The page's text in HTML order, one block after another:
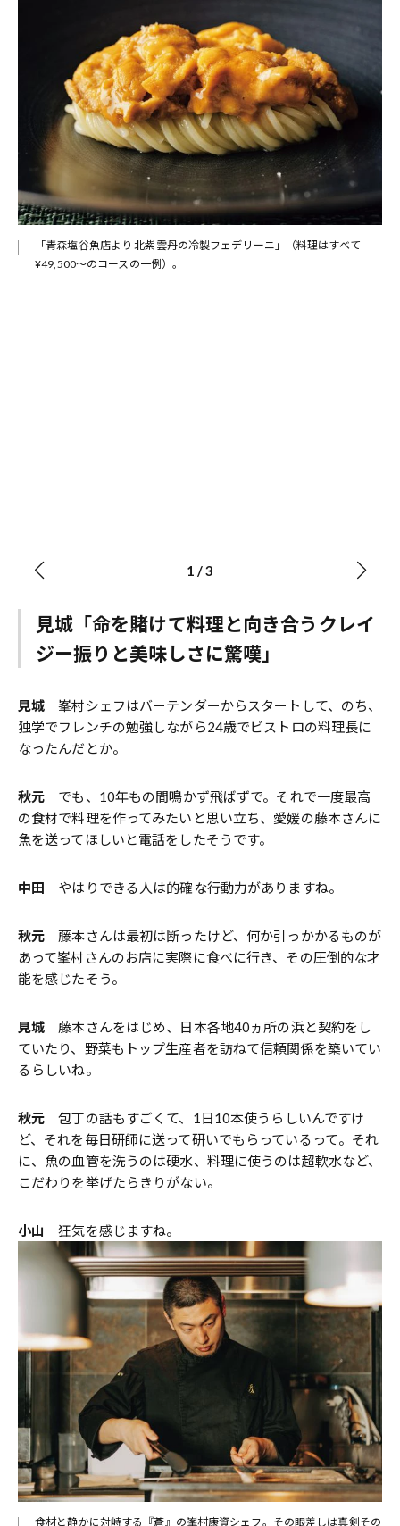
「青森塩谷魚店より 北紫雲丹の冷製フェデリーニ」（料理はすべて
¥49,500～のコースの一例）。
1 /3
見城「命を賭けて料理と向き合うクレイ
ジー振りと美味しさに驚嘆」
見城 峯村シェフはバーテンダーからスタートして、のち、
独学でフレンチの勉強しながら24歳でビストロの料理長に
なったんだとか。
秋元 でも、10年もの間鳴かず飛ばずで。それで一度最高
の食材で料理を作ってみたいと思い立ち、愛媛の藤本さんに
魚を送ってほしいと電話をしたそうです。
中田 やはりできる人は的確な行動力がありますね。
秋元 藤本さんは最初は断ったけど、何か引っかかるものが
あって峯村さんのお店に実際に食べに行き、その圧倒的な才
能を感じたそう。
見城 藤本さんをはじめ、日本各地40ヵ所の浜と契約をし
ていたり、野菜もトップ生産者を訪ねて信頼関係を築いてい
るらしいね。
秋元 包丁の話もすごくて、1日10本使うらしいんですけ
ど、それを毎日研師に送って研いでもらっているって。それ
に、魚の血管を洗うのは硬水、料理に使うのは超軟水など、
こだわりを挙げたらきりがない。
小山 狂気を感じますね。
食材と静かに対峙する『蒼』の峯村康資シェフ。その眼差しは真剣その